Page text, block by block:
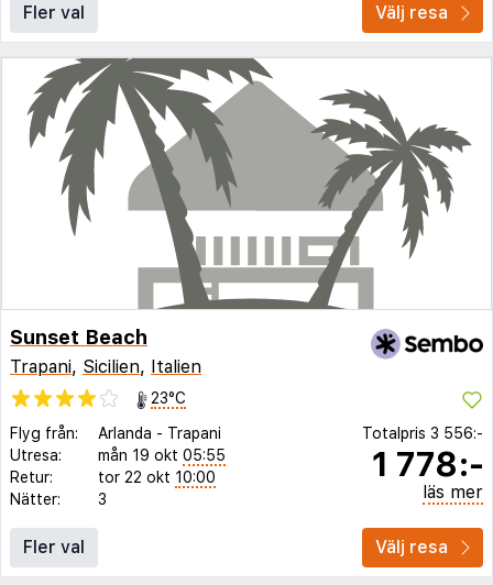
Fler val Välj resa
Sunset Beach
Trapani, Sicilien, Italien
23°C
Flyg från:
Arlanda - Trapani
Utresa:
mån 19 okt 05:55
Retur:
tor 22 okt 10:00
Nätter:
3
Totalpris 3 556:-
1 778:-
läs mer
Fler val Välj resa